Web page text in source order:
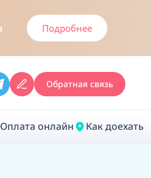
Подробнее
Обратная связь
Оплата онлайн Как доехать